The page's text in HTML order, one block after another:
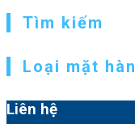
Tìm kiếm
Loại mặt
Liên hệ